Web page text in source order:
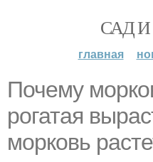
САД
главная
Почему
рогатая
морковь